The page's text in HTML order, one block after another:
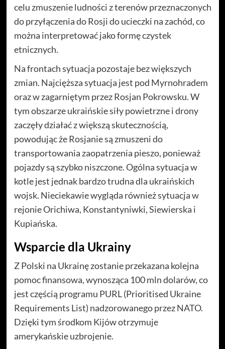
celu zmuszenie ludności z terenów przeznaczonych
do przyłączenia do Rosji do ucieczki na zachód, co
można interpretować jako formę czystek
etnicznych.
Na frontach sytuacja pozostaje bez większych
zmian. Najcięższa sytuacja jest pod Myrnohradem
oraz w zagarniętym przez Rosjan Pokrowsku. W
tym obszarze ukraińskie siły powietrzne i drony
zaczęły działać z większą skutecznością,
powodując że Rosjanie są zmuszeni do
transportowania zaopatrzenia pieszo, ponieważ
pojazdy są szybko niszczone. Ogólna sytuacja w
kotle jest jednak bardzo trudna dla ukraińskich
wojsk. Nieciekawie wygląda również sytuacja w
rejonie Orichiwa, Konstantyniwki, Siewierska i
Kupiańska.
Wsparcie dla Ukrainy
Z Polski na Ukrainę zostanie przekazana kolejna
pomoc finansowa, wynosząca 100 mln dolarów, co
jest częścią programu PURL (Prioritised Ukraine
Requirements List) nadzorowanego przez NATO.
Dzięki tym środkom Kijów otrzymuje
amerykańskie uzbrojenie.